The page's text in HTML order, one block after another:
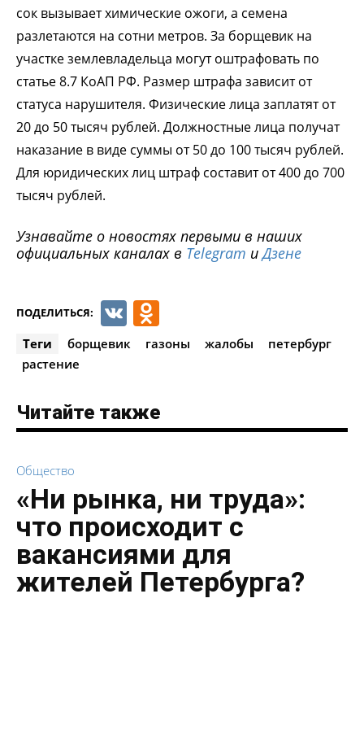
сок вызывает химические ожоги, а семена
разлетаются на сотни метров. За борщевик на
участке землевладельца могут оштрафовать по
статье 8.7 КоАП РФ. Размер штрафа зависит от
статуса нарушителя. Физические лица заплатят от
20 до 50 тысяч рублей. Должностные лица получат
наказание в виде суммы от 50 до 100 тысяч рублей.
Для юридических лиц штраф составит от 400 до 700
тысяч рублей.
Узнавайте о новостях первыми в наших
официальных каналах в Telegram иДзене
ПОДЕЛИТЬСЯ: VK
Теги борщевик газоны жалобы
петербург
растение
Читайте также
Общество
«Ни рынка, ни труда»:
что происходит с
вакансиями для
жителей Петербурга?